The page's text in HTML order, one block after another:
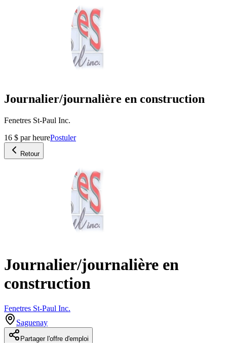
Journalier/journalière en construction
Fenetres St-Paul Inc.
16 $ par heurePostuler
Retour
Journalier/journalière en
construction
Fenetres St-Paul Inc.
Saguenay
Partager l'offre d'emploi